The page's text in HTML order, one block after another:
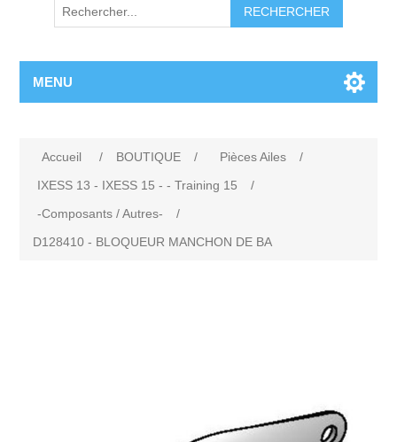
RECHERCHER
MENU
Accueil / BOUTIQUE / Pièces Ailes
/
IXESS 13 - IXESS 15 - - Training 15
/
-Composants / Autres-
/
D128410 - BLOQUEUR MANCHON DE BA